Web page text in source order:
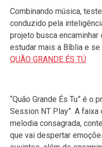
Combinando música,
conduzido pela
projeto busca
estudar mais a Bíblia e
QUÃO GRANDE ÉS TÚ
“Quão Grande És Tu” é o
Session NT Play”. A
melodia consagrada,
que vai despertar